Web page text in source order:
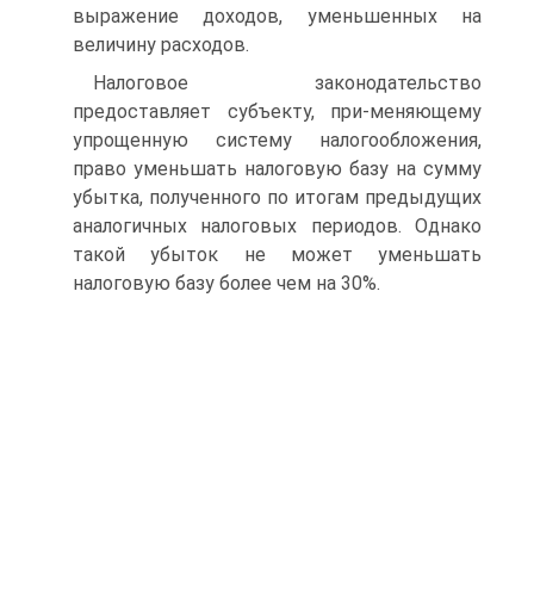
выражение доходов, уменьшенных на
величину расходов.
Налоговое законодательство
предоставляет субъекту, при-меняющему
упрощенную систему налогообложения,
право уменьшать налоговую базу на сумму
убытка, полученного по итогам предыдущих
аналогичных налоговых периодов. Однако
такой убыток не может уменьшать
налоговую базу более чем на 30%.